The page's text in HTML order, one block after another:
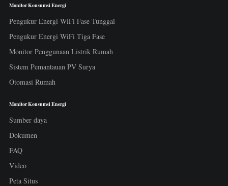
Monitor Konsumsi Energi
Pengukur Energi WiFi Fase Tunggal
Pengukur Energi WiFi Tiga Fase
Monitor Penggunaan Listrik Rumah
Sistem Pemantauan PV Surya
Otomasi Rumah
Monitor Konsumsi Energi
Sumber daya
Dokumen
FAQ
Video
Peta Situs